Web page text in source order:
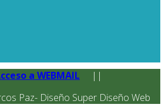
a WEBMAIL
||
Paz- Diseño Super Diseño Web